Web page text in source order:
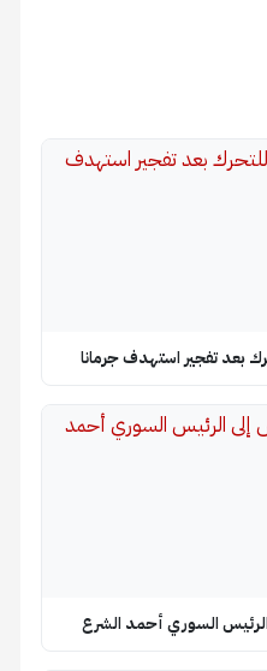
بعد تفجير استهدف جرمانا
السوري أحمد الشرع